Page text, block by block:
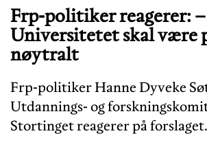
Frp-politiker reagerer: –
Universitetet skal være
nøytralt
Frp-politiker Hanne Dyveke
Utdannings- og
Stortinget reagerer på forslaget.